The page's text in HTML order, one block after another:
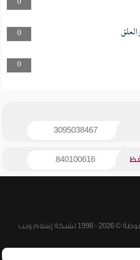
0
0
3095038467
840100616
إسلام ويب